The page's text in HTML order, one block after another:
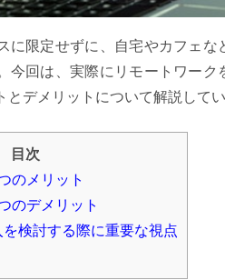
に限定せずに、自宅やカフェな
今回は、実際にリモートワー
とデメリットについて解説してい
目次
のメリット
のデメリット
検討する際に重要な視点